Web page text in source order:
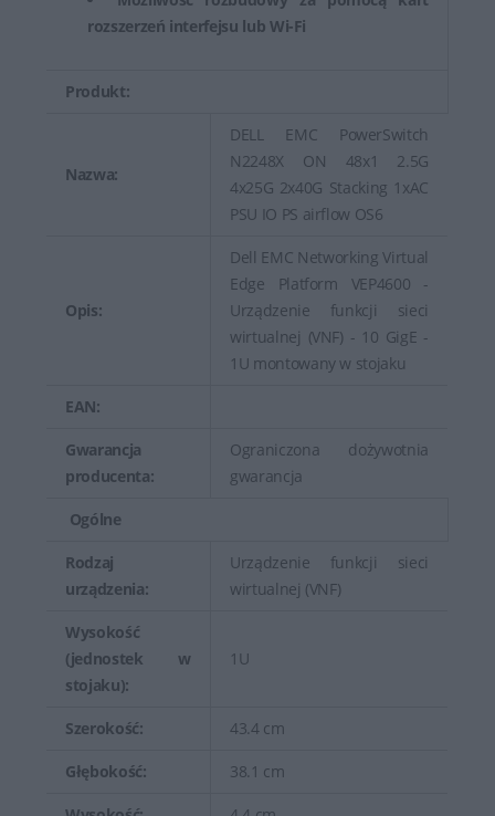
rozszerzeń interfejsu lub Wi-Fi
Produkt:
Nazwa:
DELL EMC PowerSwitch
N2248X ON 48x1 2.5G
4x25G 2x40G Stacking 1xAC
PSU IO PS airflow OS6
Opis:
Dell EMC Networking Virtual
Edge Platform VEP4600 -
Urządzenie funkcji sieci
wirtualnej (VNF) - 10 GigE -
1U montowany w stojaku
EAN:
Gwarancja
producenta:
Ograniczona dożywotnia
gwarancja
Ogólne
Rodzaj
urządzenia:
Urządzenie funkcji sieci
wirtualnej (VNF)
Wysokość
(jednostek w
stojaku):
1U
Szerokość: 43.4 cm
Głębokość: 38.1 cm